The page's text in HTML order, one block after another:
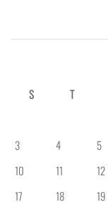
S
T
3
4 5
10
11 12
17
18 19